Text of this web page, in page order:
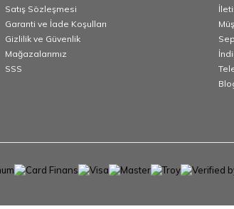
Satış Sözleşmesi
Garanti ve İade Koşulları
Gizlilik ve Güvenlik
Mağazalarımız
SSS